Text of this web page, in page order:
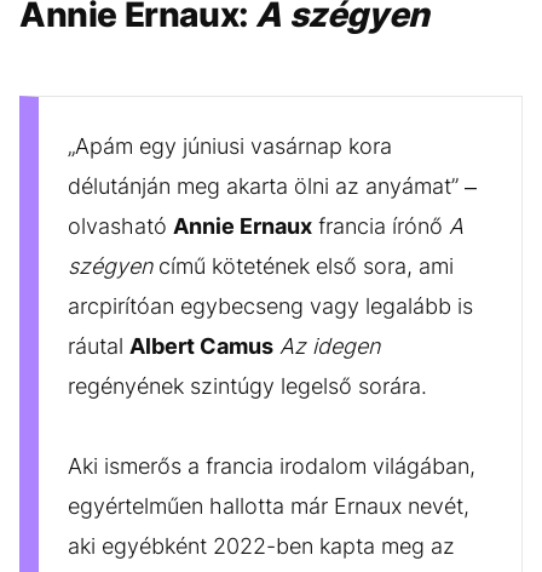
Annie Ernaux:A szégyen
„Apám egy júniusi vasárnap kora
délutánján meg akarta ölni az anyámat” –
olvasható Annie Ernaux francia írónő A
szégyencímű kötetének első sora, ami
arcpirítóan egybecseng vagy legalább is
ráutal Albert Camus Az idegen
regényének szintúgy legelső sorára.
Aki ismerős a francia irodalom világában,
egyértelműen hallotta már Ernaux nevét,
aki egyébként 2022-ben kapta meg az